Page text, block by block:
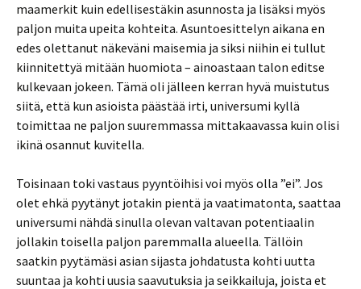
maamerkit kuin edellisestäkin asunnosta ja lisäksi myös
paljon muita upeita kohteita. Asuntoesittelyn aikana en
edes olettanut näkeväni maisemia ja siksi niihin ei tullut
kiinnitettyä mitään huomiota – ainoastaan talon editse
kulkevaan jokeen. Tämä oli jälleen kerran hyvä muistutus
siitä, että kun asioista päästää irti, universumi kyllä
toimittaa ne paljon suuremmassa mittakaavassa kuin olisi
ikinä osannut kuvitella.
Toisinaan toki vastaus pyyntöihisi voi myös olla ”ei”. Jos
olet ehkä pyytänyt jotakin pientä ja vaatimatonta, saattaa
universumi nähdä sinulla olevan valtavan potentiaalin
jollakin toisella paljon paremmalla alueella. Tällöin
saatkin pyytämäsi asian sijasta johdatusta kohti uutta
suuntaa ja kohti uusia saavutuksia ja seikkailuja, joista et